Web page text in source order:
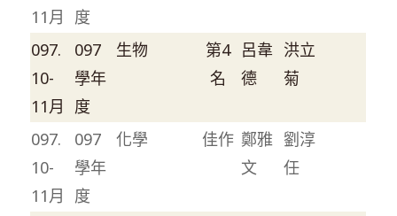
11月
度
097.
10-
11月
097
學年
度
生物
第4
名
呂韋
德
洪立
菊
097.
10-
11月
097
學年
度
化學 佳作 鄭雅
文
劉淳
任